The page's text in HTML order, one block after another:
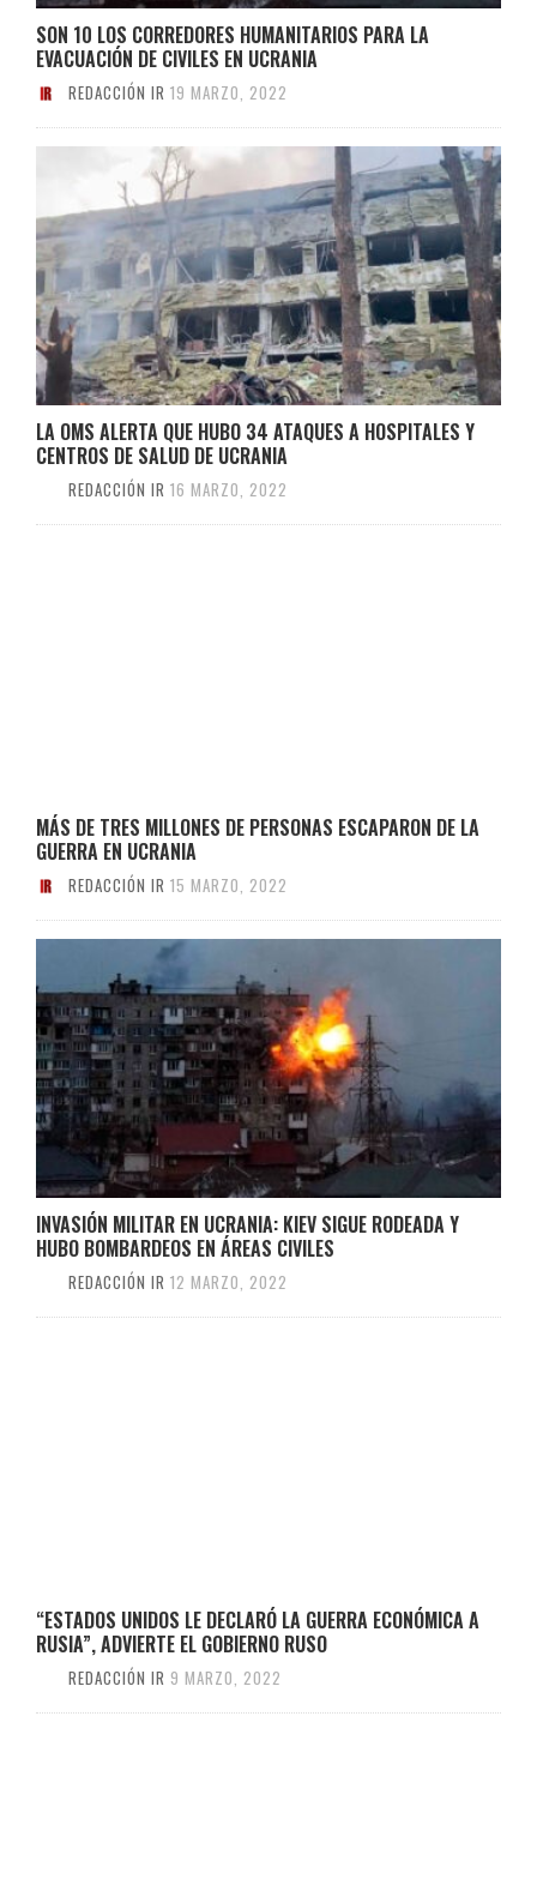
SON 10 LOS CORREDORES HUMANITARIOS PARA LA
EVACUACIÓN DE CIVILES EN UCRANIA
REDACCIÓN IR 19 MARZO, 2022
LA OMS ALERTA QUE HUBO 34 ATAQUES A HOSPITALES Y
CENTROS DE SALUD DE UCRANIA
REDACCIÓN IR 16 MARZO, 2022
MÁS DE TRES MILLONES DE PERSONAS ESCAPARON DE LA
GUERRA EN UCRANIA
REDACCIÓN IR 15 MARZO, 2022
INVASIÓN MILITAR EN UCRANIA: KIEV SIGUE RODEADA Y
HUBO BOMBARDEOS EN ÁREAS CIVILES
REDACCIÓN IR 12 MARZO, 2022
“ESTADOS UNIDOS LE DECLARÓ LA GUERRA ECONÓMICA A
RUSIA”, ADVIERTE EL GOBIERNO RUSO
REDACCIÓN IR 9 MARZO, 2022